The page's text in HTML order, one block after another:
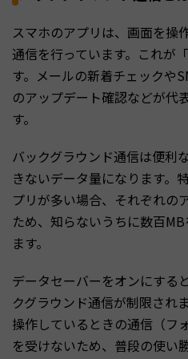
スマホのアプリは、画面を操
通信を行っています。これが
す。メールの新着チェックや
のアップデート確認などが代
す。
バックグラウンド通信は便利
きないデータ量になります。
プリが多い場合、それぞれの
ため、知らないうちに数百
ます。
データセーバーをオンにする
クグラウンド通信が制限され
操作しているときの通信（フ
を受けないため、普段の使い